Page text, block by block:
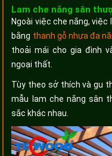
Lam che nắng sân
Ngoài việc che nắng,
bằng thanh gỗ nhựa đa
thoải mái cho gia đình
ngoại thất.
Tùy theo sở thích và gu
mẫu lam che nắng sân
sắc khác nhau.